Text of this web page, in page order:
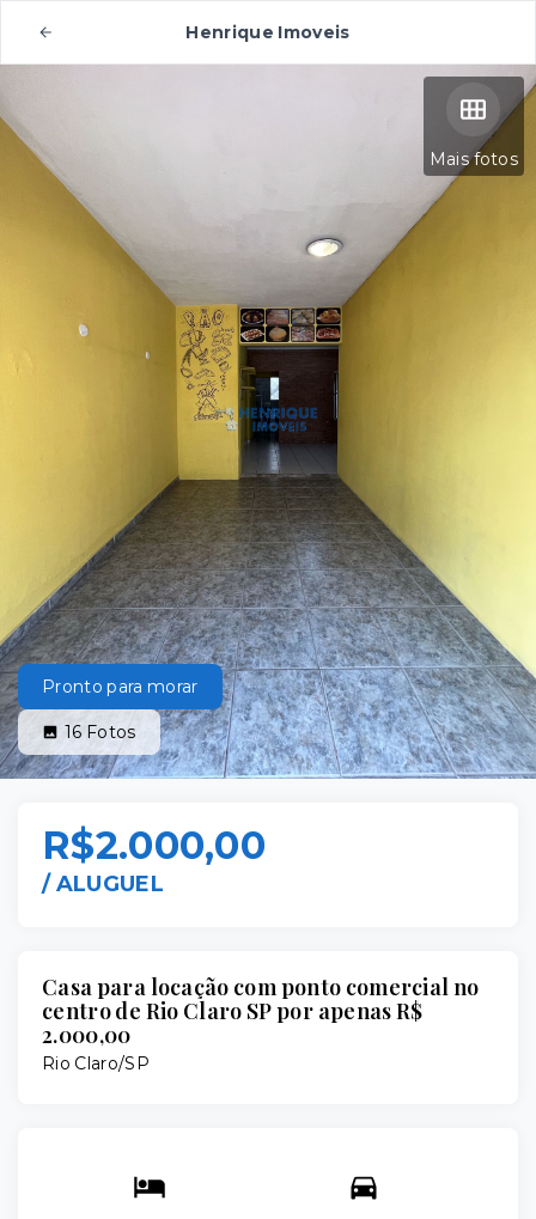
Henrique Imoveis
Mais fotos
Pronto para morar
16 Fotos
R$2.000,00
/ALUGUEL
Casa para locação com ponto comercial no
centro de Rio Claro SP por apenas R$
2.000,00
Rio Claro/SP